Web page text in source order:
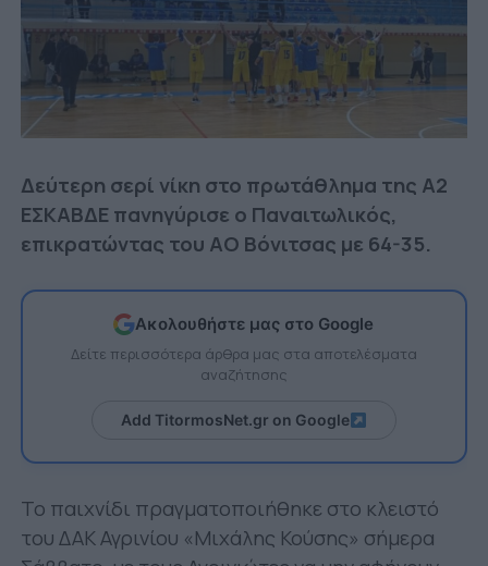
Δεύτερη σερί νίκη στο πρωτάθλημα της Α2
ΕΣΚΑΒΔΕ πανηγύρισε ο Παναιτωλικός,
επικρατώντας του ΑΟ Βόνιτσας με 64-35.
Ακολουθήστε μας στο Google
Δείτε περισσότερα άρθρα μας στα αποτελέσματα
αναζήτησης
Add TitormosNet.gr on Google
Το παιχνίδι πραγματοποιήθηκε στο κλειστό
του ΔΑΚ Αγρινίου «Μιχάλης Κούσης» σήμερα